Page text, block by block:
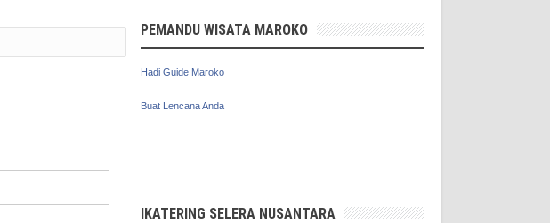
PEMANDU WISATA MAROKO
Hadi Guide Maroko
Buat Lencana Anda
IKATERING SELERA NUSANTARA